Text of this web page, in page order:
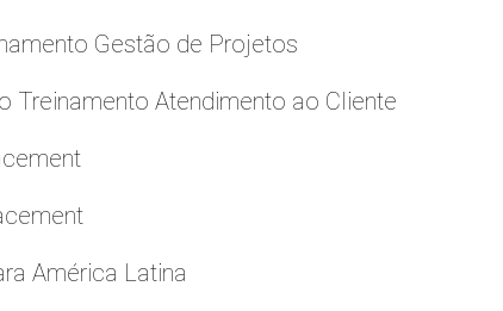
Gestão de Projetos
Treinamento Atendimento ao Cliente
América Latina